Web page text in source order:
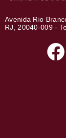
Avenida Rio
RJ, 20040-009 -